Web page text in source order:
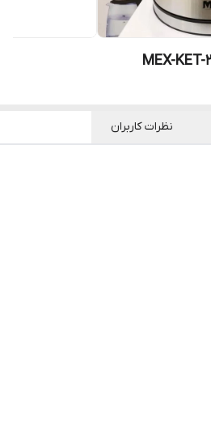
نظرات کاربران